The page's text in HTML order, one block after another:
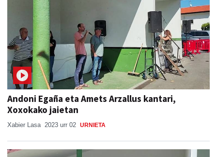
Andoni Egaña eta Amets Arzallus kantari,
Xoxokako jaietan
Xabier Lasa 2023 urr 02 URNIETA